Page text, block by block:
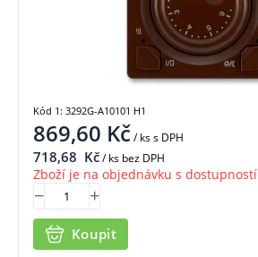
869,60 Kč/ kss DPH
718,68 Kč/ ks bez DPH
Zboží je na objednávku s dostupností
Koupit
Kód 1: 3292G-A10101 H1